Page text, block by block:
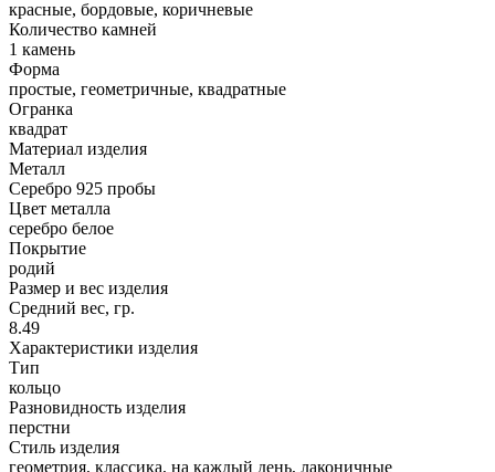
красные, бордовые, коричневые
Количество камней
1 камень
Форма
простые, геометричные, квадратные
Огранка
квадрат
Материал изделия
Металл
Серебро 925 пробы
Цвет металла
серебро белое
Покрытие
родий
Размер и вес изделия
Средний вес, гр.
8.49
Характеристики изделия
Тип
кольцо
Разновидность изделия
перстни
Стиль изделия
геометрия, классика, на каждый день, лаконичные